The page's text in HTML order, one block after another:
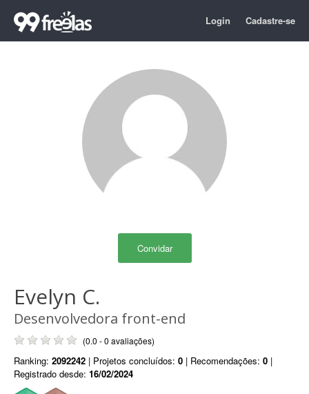
Login Cadastre-se
Convidar
Evelyn C.
Desenvolvedora front-end
(0.0 - 0 avaliações)
Ranking: 2092242 | Projetos concluídos: 0 | Recomendações: 0 |
Registrado desde: 16/02/2024